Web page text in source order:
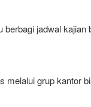
jadwal kajian
melalui grup kantor